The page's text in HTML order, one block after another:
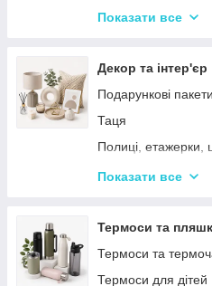
Лампи для манікюр
Електробритви
Фени
Гофре та
Ручні масажери
Садове освітлення
Термосумки
Туристичні
Туристичні нагрівачі
Туристичні плити
Аксесуари
Мангали
Набори для пікніка
Туристичні килимки
Показати все
Декор та інтер'єр
Подарункові пакети
Таця
Полиці,
Серветки
Сміттєві відра
Новогодний декор
Декоративні таці
Показати все
Термоси та
Термоси та
Термоси для дітей